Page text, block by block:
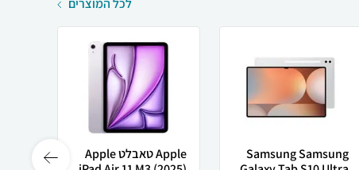
לכל המוצרים
Samsung Samsung
Apple טאבלט Apple